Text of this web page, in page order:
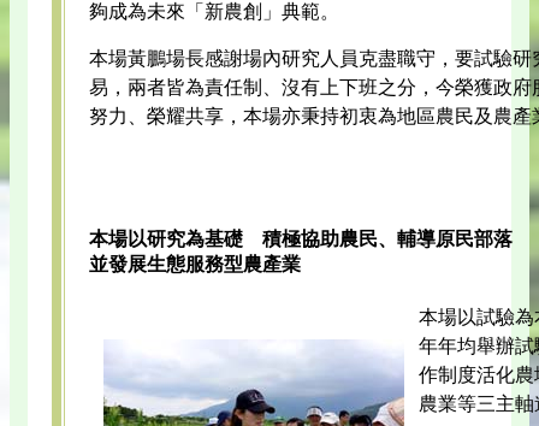
夠成為未來「新農創」典範。
本場黃鵬場長感謝場內研究人員克盡職守，要試驗
易，兩者皆為責任制、沒有上下班之分，今榮獲政
努力、榮耀共享，本場亦秉持初衷為地區農民及農產
本場以研究為基礎 積極協助農民、輔導原民部落
並發展生態服務型農產業
本場以試驗
年年均舉辦
作制度活化
農業等三主